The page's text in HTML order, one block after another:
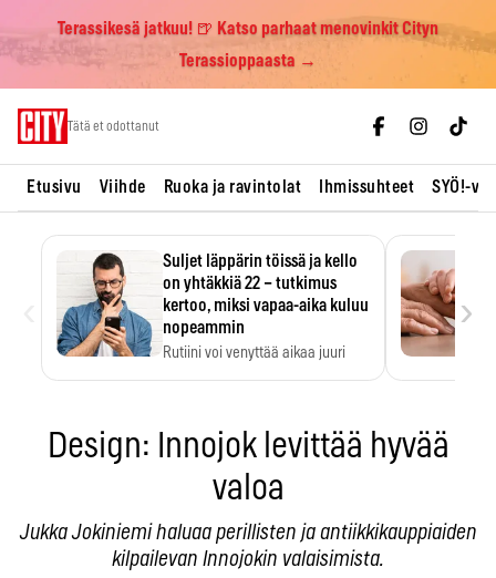
Terassikesä jatkuu! 🍺 Katso parhaat menovinkit Cityn
Terassioppaasta →
Tätä et odottanut
Etusivu Viihde Ruoka ja ravintolat Ihmissuhteet SYÖ!-
Suljet läppärin töissä ja kello
on yhtäkkiä 22 – tutkimus
kertoo, miksi vapaa-aika kuluu
nopeammin
Rutiini voi venyttää aikaa juuri
›
Design: Innojok levittää hyvää
valoa
Jukka Jokiniemi haluaa perillisten ja antiikkikauppiaiden
kilpailevan Innojokin valaisimista.